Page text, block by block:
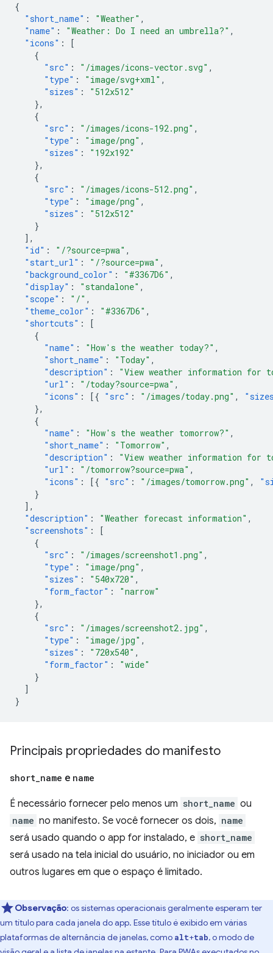
{
"short_name" : "Weather" ,
"name" : "Weather: Do I need an umbrella?" ,
"icons" :
[
{
"src" : "/images/icons-vector.svg" ,
"type" : "image/svg+xml" ,
"sizes" :
"512x512"
},
{
"src" : "/images/icons-192.png" ,
"type" : "image/png" ,
"sizes" :
"192x192"
},
{
"src" : "/images/icons-512.png" ,
"type" : "image/png" ,
"sizes" :
"512x512"
}
],
"id" : "/?source=pwa" ,
"start_url" : "/?source=pwa" ,
"background_color" : "#3367D6" ,
"display" : "standalone" ,
"scope" : "/" ,
"theme_color" : "#3367D6" ,
"shortcuts" :
[
{
"name" : "How's the weather today?" ,
"short_name" : "Today" ,
"description" :
"View weather information for
"url" : "/today?source=pwa" ,
"icons" : [{ "src" : "/images/today.png" ,
},
{
"name" : "How's the weather tomorrow?" ,
"short_name" : "Tomorrow" ,
"description" :
"View weather information for
"url" : "/tomorrow?source=pwa" ,
"icons" : [{ "src" : "/images/tomorrow.png" ,
}
],
"description" : "Weather forecast information" ,
"screenshots" :
[
{
"src" : "/images/screenshot1.png" ,
"type" : "image/png" ,
"sizes" : "540x720" ,
"form_factor" :
"narrow"
},
{
"src" : "/images/screenshot2.jpg" ,
"type" : "image/jpg" ,
"sizes" : "720x540" ,
"form_factor" :
"wide"
}
]
}
Principais propriedades do manifesto
short_name e name
É necessário fornecer pelo menos um short_name ou
name no manifesto. Se você fornecer os dois, name
será usado quando o app for instalado, e short_name
será usado na tela inicial do usuário, no iniciador ou em
outros lugares em que o espaço é limitado.
Observação: os sistemas operacionais geralmente esperam ter
um título para cada janela do app. Esse título é exibido em várias
plataformas de alternância de janelas, como alt+tab, o modo de